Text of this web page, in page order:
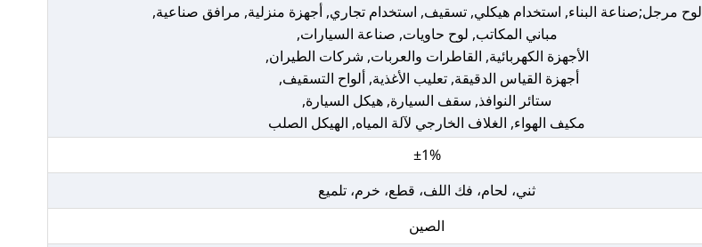
لوح مرجل;صناعة البناء, استخدام هيكلي, تسقيف, استخدام تجاري, أجهزة منزلية, مرافق صناعية,
مباني المكاتب, لوح حاويات, صناعة السيارات,
الأجهزة الكهربائية, القاطرات والعربات, شركات الطيران,
أجهزة القياس الدقيقة, تعليب الأغذية, ألواح التسقيف,
ستائر النوافذ, سقف السيارة, هيكل السيارة,
مكيف الهواء, الغلاف الخارجي لآلة المياه, الهيكل الصلب
±1%
ثني، لحام، فك اللف، قطع، خرم، تلميع
الصين